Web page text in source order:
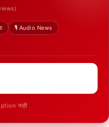
🎙️ Audio News
नाही